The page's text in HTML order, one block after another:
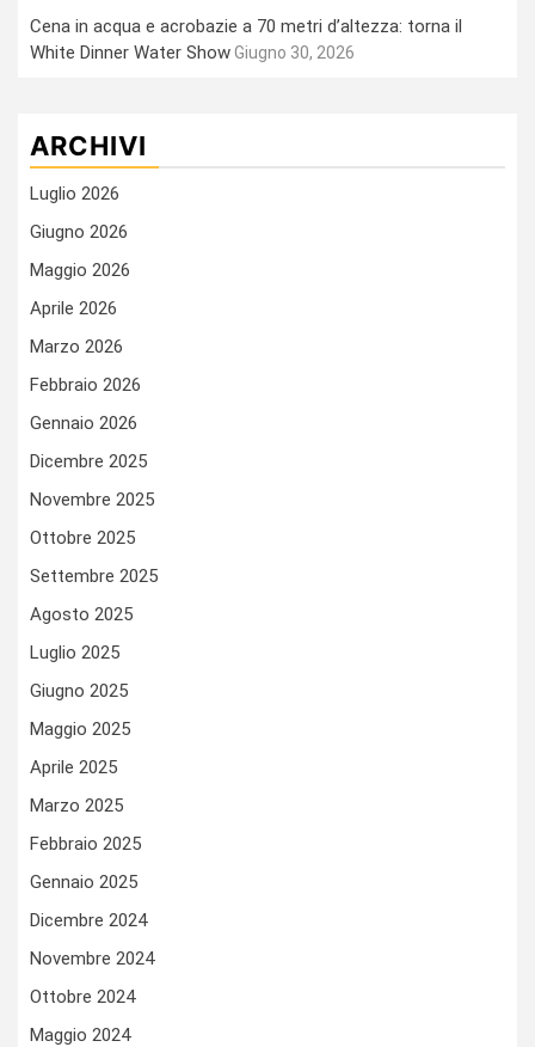
Cena in acqua e acrobazie a 70 metri d’altezza: torna il
White Dinner Water ShowGiugno 30, 2026
ARCHIVI
Luglio 2026
Giugno 2026
Maggio 2026
Aprile 2026
Marzo 2026
Febbraio 2026
Gennaio 2026
Dicembre 2025
Novembre 2025
Ottobre 2025
Settembre 2025
Agosto 2025
Luglio 2025
Giugno 2025
Maggio 2025
Aprile 2025
Marzo 2025
Febbraio 2025
Gennaio 2025
Dicembre 2024
Novembre 2024
Ottobre 2024
Maggio 2024